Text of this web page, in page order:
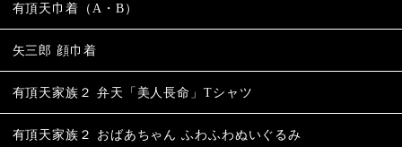
有頂天巾着（A・B）
矢三郎 顔巾着
有頂天家族２ 弁天「美人長命」Tシャツ
有頂天家族２ おばあちゃん ふわふわぬいぐるみ